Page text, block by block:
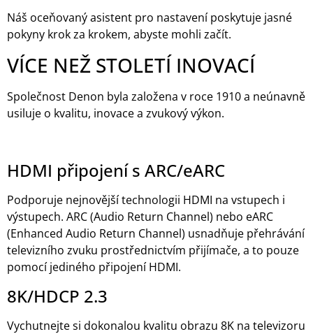
Náš oceňovaný asistent pro nastavení poskytuje jasné
pokyny krok za krokem, abyste mohli začít.
VÍCE NEŽ STOLETÍ INOVACÍ
Společnost Denon byla založena v roce 1910 a neúnavně
usiluje o kvalitu, inovace a zvukový výkon.
HDMI připojení s ARC/eARC
Podporuje nejnovější technologii HDMI na vstupech i
výstupech. ARC (Audio Return Channel) nebo eARC
(Enhanced Audio Return Channel) usnadňuje přehrávání
televizního zvuku prostřednictvím přijímače, a to pouze
pomocí jediného připojení HDMI.
8K/HDCP 2.3
Vychutnejte si dokonalou kvalitu obrazu 8K na televizoru